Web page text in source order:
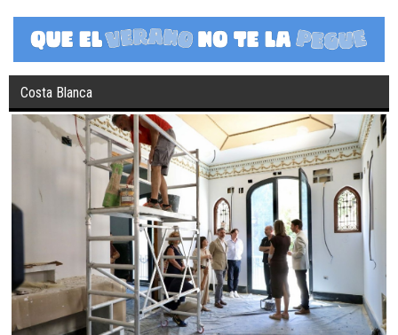
Costa Blanca